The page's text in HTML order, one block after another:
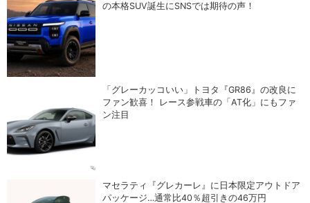
の本格SUV誕生にSNSでは期待の声！
「グレーカッコいい」トヨタ『GR86』の改良に
ファン歓喜！ レース参戦車の「AT化」にもファ
ン注目
マセラティ『グレカーレ』に日本限定アウトドア
パッケージ…通常比40％超引きの46万円